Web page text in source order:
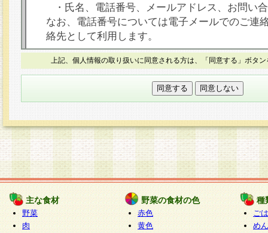
・氏名、電話番号、メールアドレス、お問い
なお、電話番号については電子メールでのご連
絡先として利用します。
○本人が容易に認識できない方法による個人情報
本フォームでは、セッション管理のためCookie
○個人情報の第三者提供について
力いただく個人情報は第三者に提供しません。
○個人情報の委託について
個人情報の取り扱いを外部に委託する場合は、
情報管理基準を満たす企業を選定して委託を行
が行われるよう監督します。
○開示対象個人情報の開示等および問い合わせ窓口
本人からの求めにより、当社が本件により取得
上記、個人情報の取り扱いに同意される方は、「同意する」ボタ
主な食材
野菜
肉
野菜の食材の色
赤色
黄色
種
ご
めん